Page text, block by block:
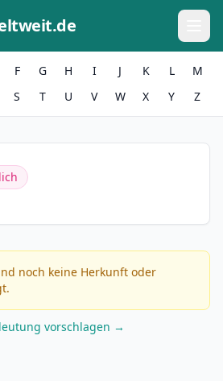
F G H I J K L
M
S T U V W X Y Z
noch keine Herkunft oder
vorschlagen →